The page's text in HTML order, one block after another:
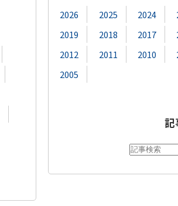
2026 2025 2024
2019
2018 2017
2012
2011 2010
2005